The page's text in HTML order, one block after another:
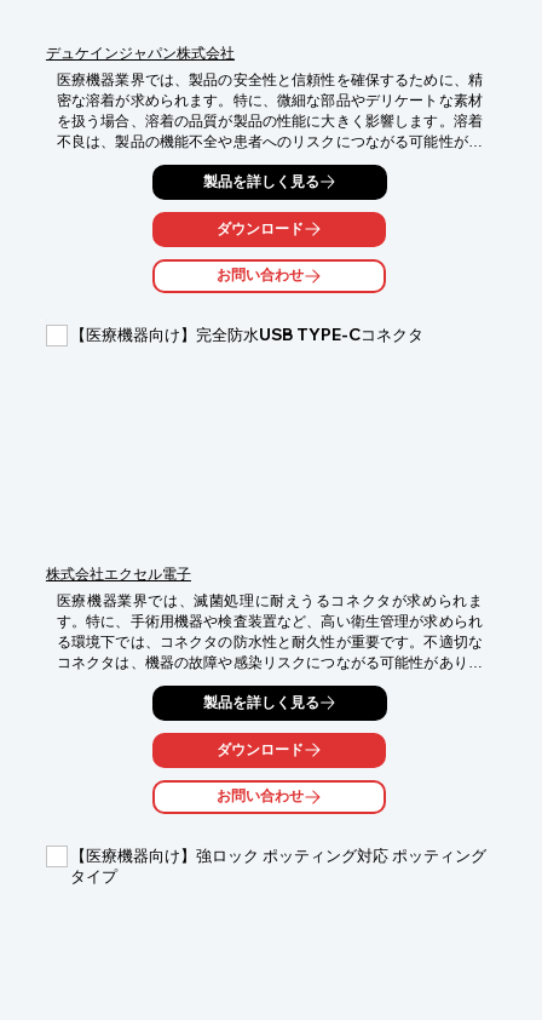
デュケインジャパン株式会社
医療機器業界では、製品の安全性と信頼性を確保するために、精
密な溶着が求められます。特に、微細な部品やデリケートな素材
を扱う場合、溶着の品質が製品の性能に大きく影響します。溶着
不良は、製品の機能不全や患者へのリスクにつながる可能性があ
ります。新型超音波サーボ溶着機 Infinityシリーズは、高精度なサ
ーボ加圧制御と溶融検知機能により、安定した溶着品質を実現
し、医療機器製造における品質向上に貢献します。
【活用シーン】
・精密部品の接合
・医療用チューブやカテーテルの溶着
【導入の効果】
製品を詳しく見る
ダウンロード
お問い合わせ
【医療機器向け】完全防水USB TYPE-Cコネクタ
株式会社エクセル電子
医療機器業界では、滅菌処理に耐えうるコネクタが求められま
す。特に、手術用機器や検査装置など、高い衛生管理が求められ
る環境下では、コネクタの防水性と耐久性が重要です。不適切な
コネクタは、機器の故障や感染リスクにつながる可能性がありま
す。当社の【完全防水】IPX7/８ USB TYPE-C コネクタは、滅菌
環境下でも確実な接続を実現し、医療機器の信頼性を向上させま
【活用シーン】
【導入の効果】
・機器の信頼性向上
製品を詳しく見る
ダウンロード
お問い合わせ
【医療機器向け】強ロック ポッティング対応 ポッティング
タイプ